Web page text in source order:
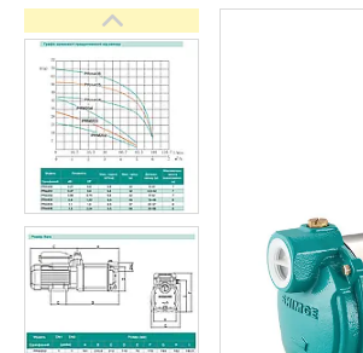
Душові трапи, дренажні
канали
Аксесуари для ванної
кімнати
Запчастини та комплектуючі
Гнучкі шланги (підведення)
Кухонні мийки
Рушникосушарки
Матеріали для влаштування